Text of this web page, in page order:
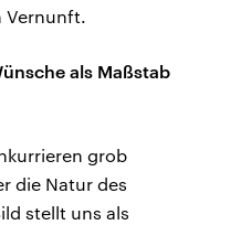
Vernunft.
als Maßstab
grob
die Natur des
stellt uns als